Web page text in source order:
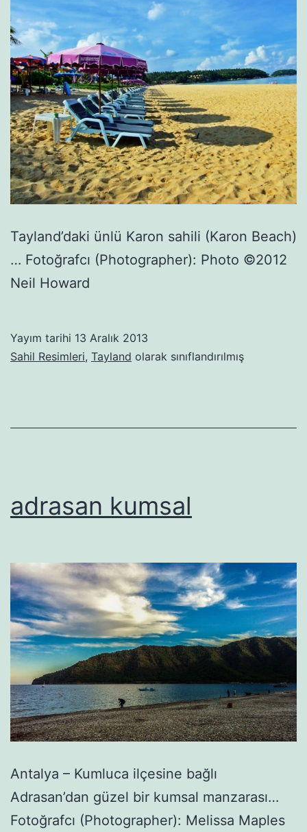
Tayland’daki ünlü Karon sahili (Karon Beach)
… Fotoğrafcı (Photographer): Photo ©2012
Neil Howard
Yayım tarihi 13 Aralık 2013
Sahil Resimleri, Tayland olarak sınıflandırılmış
adrasan kumsal
Antalya – Kumluca ilçesine bağlı
Adrasan’dan güzel bir kumsal manzarası…
Fotoğrafcı (Photographer): Melissa Maples